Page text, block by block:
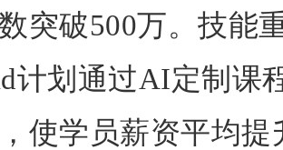
突破500万。技能
计划通过AI定制课
使学员薪资平均提